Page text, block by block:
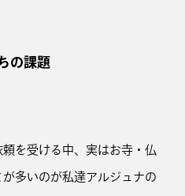
の課題
を受ける中、実はお寺・仏
多いのが私達アルジュナの